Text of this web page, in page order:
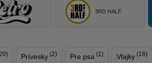
alebo typ výrobku3RD HALF
Prívesky (2) Pre psa (1) Vlajky (16)